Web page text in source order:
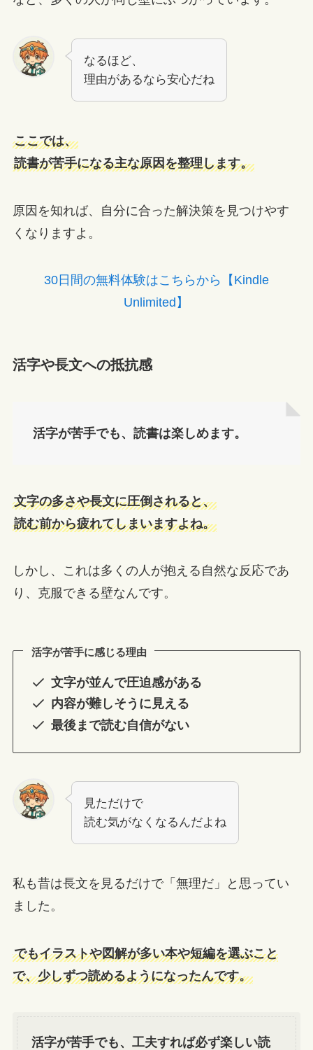
なるほど、
理由があるなら安心だね
ここでは、
読書が苦手になる主な原因を整理します。
原因を知れば、自分に合った解決策を見つけやす
くなりますよ。
30日間の無料体験はこちらから【Kindle
Unlimited】
活字や長文への抵抗感
活字が苦手でも、読書は楽しめます。
文字の多さや長文に圧倒されると、
読む前から疲れてしまいますよね。
しかし、これは多くの人が抱える自然な反応であ
り、克服できる壁なんです。
活字が苦手に感じる理由
文字が並んで圧迫感がある
内容が難しそうに見える
最後まで読む自信がない
見ただけで
読む気がなくなるんだよね
私も昔は長文を見るだけで「無理だ」と思ってい
ました。
でもイラストや図解が多い本や短編を選ぶこと
で、少しずつ読めるようになったんです。
活字が苦手でも、工夫すれば必ず楽しい読